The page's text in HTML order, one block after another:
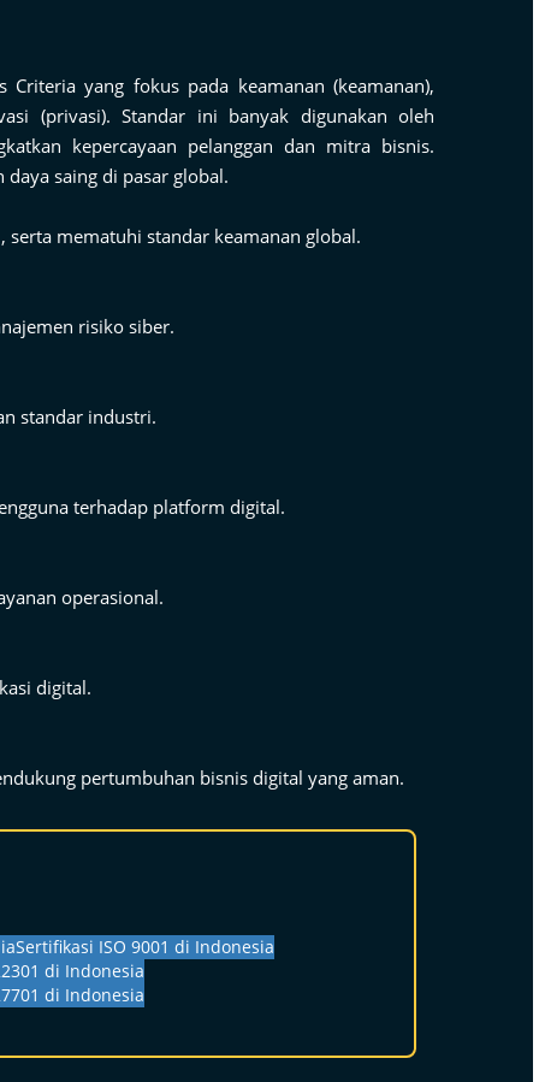
yang fokus pada keamanan (keamanan),
(privasi). Standar ini banyak digunakan oleh
kepercayaan pelanggan dan mitra bisnis.
saing di pasar global.
mematuhi standar keamanan global.
risiko siber.
standar industri.
terhadap platform digital.
operasional.
digital.
pertumbuhan bisnis digital yang aman.
Sertifikasi ISO 9001 di Indonesia
di Indonesia
di Indonesia